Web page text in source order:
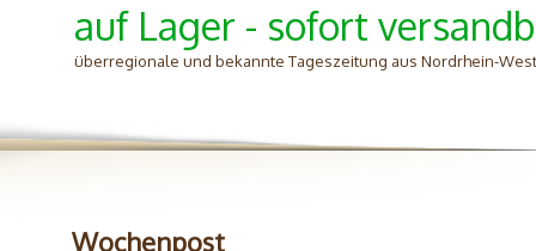
auf Lager - sofort
überregionale und bekannte Tageszeitung aus Nordrhein-
Wochenpost